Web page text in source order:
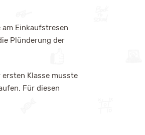
am Einkaufstresen
Plünderung der
Klasse musste
Für diesen